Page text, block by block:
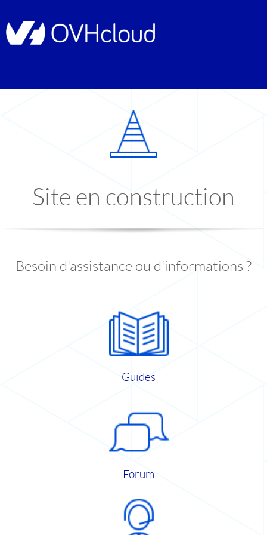
Site en construction
Besoin d'assistance ou d'informations ?
Guides
Forum